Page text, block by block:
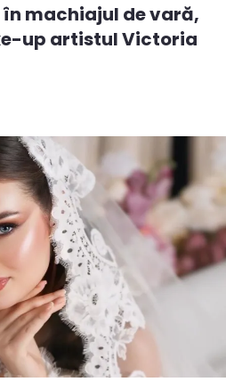
machiajul de vară,
up artistul Victoria